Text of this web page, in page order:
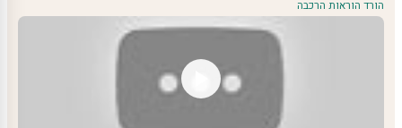
הורד הוראות הרכבה